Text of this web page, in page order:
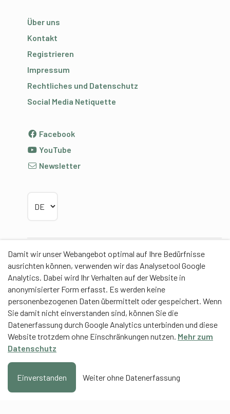
Damit wir unser Webangebot optimal auf Ihre Bedürfnisse
ausrichten können, verwenden wir das Analysetool Google
Analytics. Dabei wird Ihr Verhalten auf der Website in
anonymisierter Form erfasst. Es werden keine
personenbezogenen Daten übermittelt oder gespeichert. Wenn
Sie damit nicht einverstanden sind, können Sie die
Datenerfassung durch Google Analytics unterbinden und diese
Website trotzdem ohne Einschränkungen nutzen. Mehr zum
Datenschutz
Einverstanden Weiter ohne Datenerfassung
Über uns
Kontakt
Registrieren
Impressum
Rechtliches und Datenschutz
Social Media Netiquette
Facebook
YouTube
Newsletter
Partner
Contentpartner
Eidgenössische Hochschule für Sport Magglingen
EHSM